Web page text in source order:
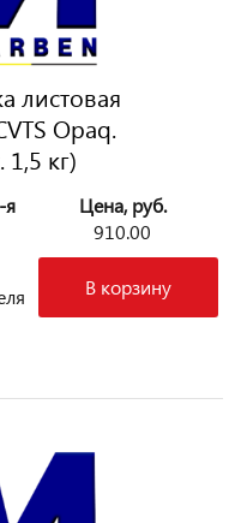
листовая
Opaq.
кг)
я
Цена, руб.
910.00
В корзину